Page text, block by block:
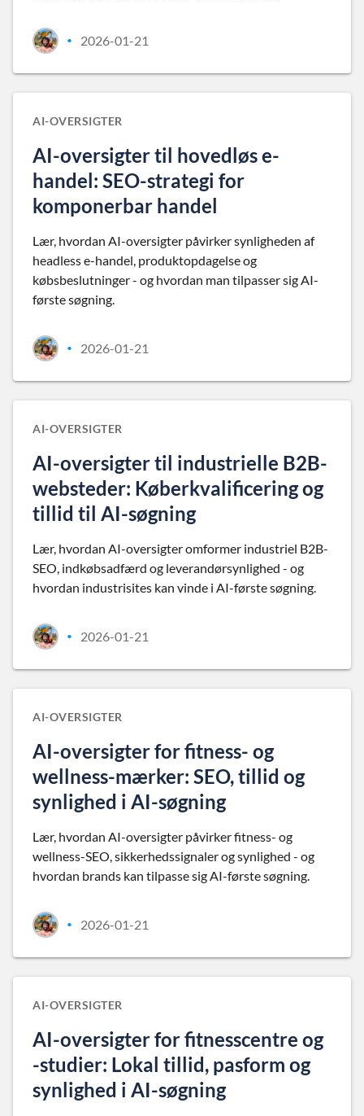
• 2026-01-21
AI-OVERSIGTER
AI-oversigter til hovedløs e-
handel: SEO-strategi for
komponerbar handel
Lær, hvordan AI-oversigter påvirker synligheden af
headless e-handel, produktopdagelse og
købsbeslutninger - og hvordan man tilpasser sig AI-
første søgning.
• 2026-01-21
AI-OVERSIGTER
AI-oversigter til industrielle B2B-
websteder: Køberkvalificering og
tillid til AI-søgning
Lær, hvordan AI-oversigter omformer industriel B2B-
SEO, indkøbsadfærd og leverandørsynlighed - og
hvordan industrisites kan vinde i AI-første søgning.
• 2026-01-21
AI-OVERSIGTER
AI-oversigter for fitness- og
wellness-mærker: SEO, tillid og
synlighed i AI-søgning
Lær, hvordan AI-oversigter påvirker fitness- og
wellness-SEO, sikkerhedssignaler og synlighed - og
hvordan brands kan tilpasse sig AI-første søgning.
• 2026-01-21
AI-OVERSIGTER
AI-oversigter for fitnesscentre og
-studier: Lokal tillid, pasform og
synlighed i AI-søgning